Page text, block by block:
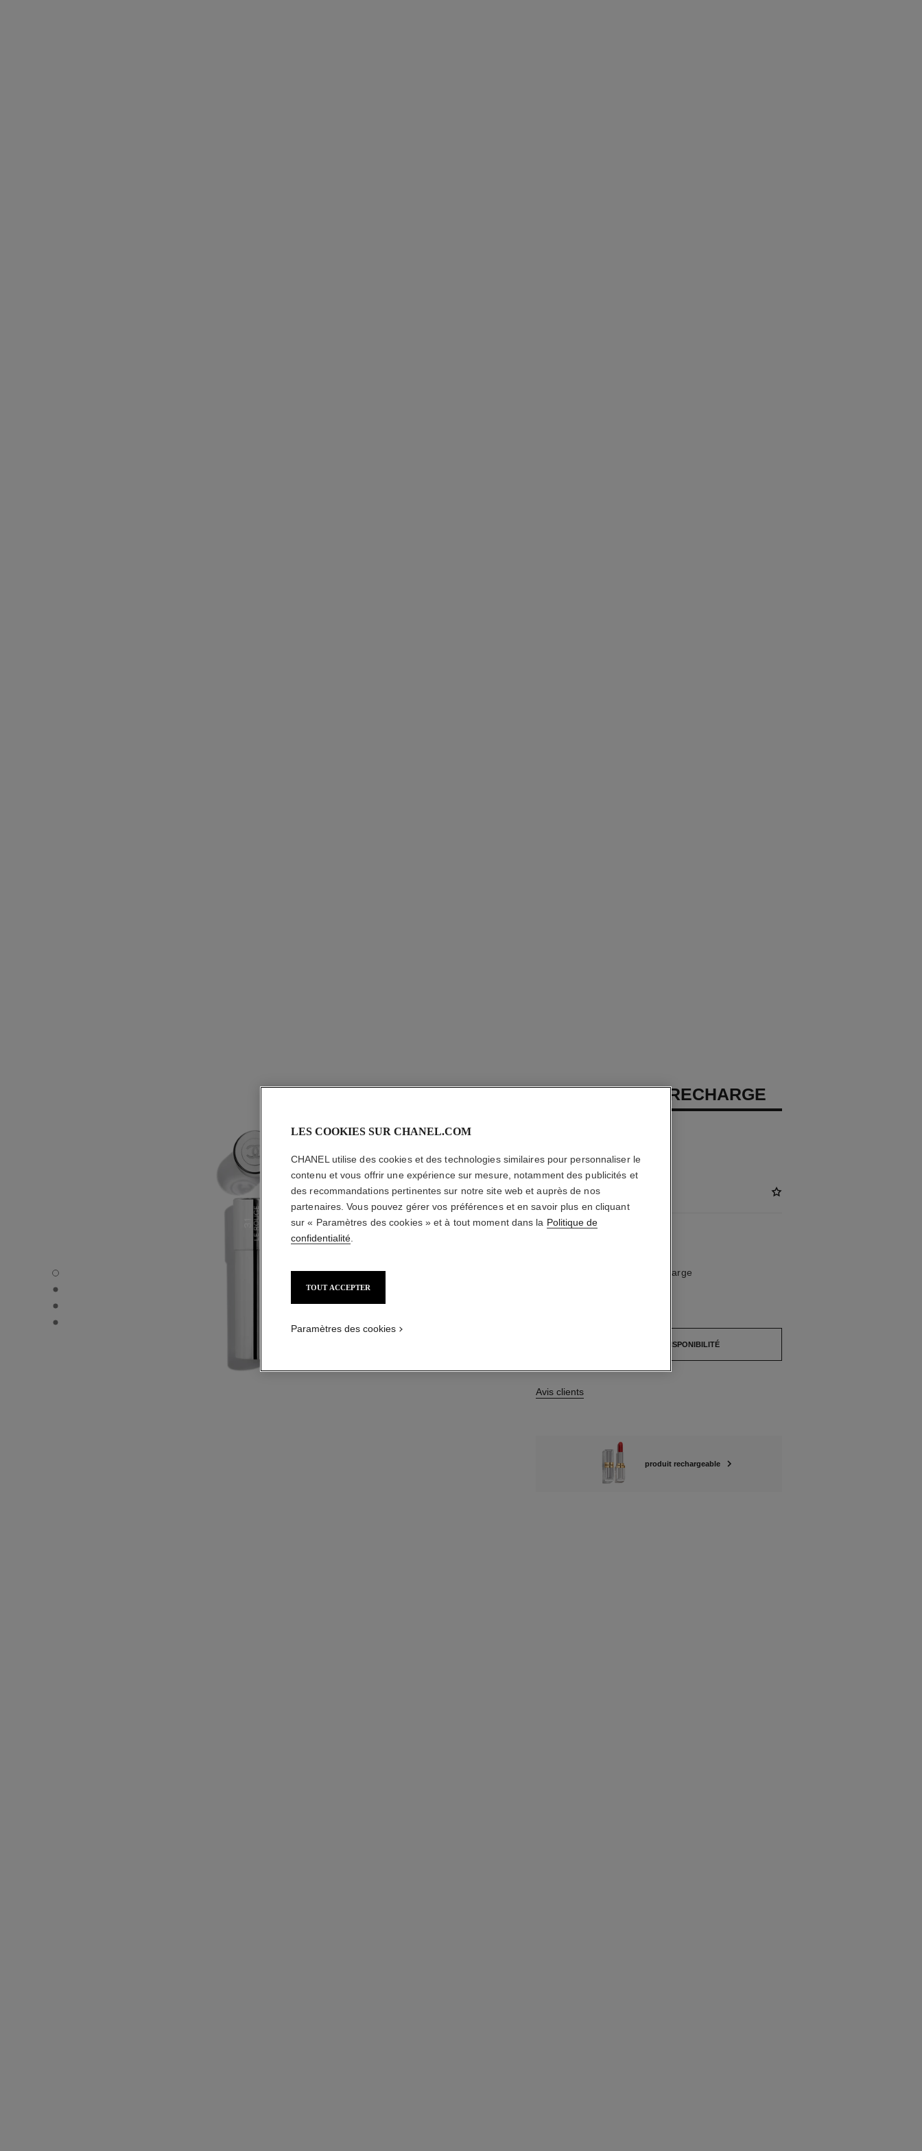
31 LE ROUGE – RECHARGE - Vue par défaut
31 LE ROUGE – RECHARGE - Vue alternative 1
31 LE ROUGE – RECHARGE - Vue alternative 2
31 LE ROUGE – RECHARGE - Vue basique texture
31 LE ROUGE – RECHARGE
Réf. 173522
110,00 $ CAD
5 - ROUGE PREMIER Recharge
M’AVERTIR DE SA DISPONIBILITÉ
Avis clients
produit rechargeable
LES COOKIES SUR CHANEL.COM
CHANEL utilise des cookies et des technologies similaires pour personnaliser le
contenu et vous offrir une expérience sur mesure, notamment des publicités et
des recommandations pertinentes sur notre site web et auprès de nos
partenaires. Vous pouvez gérer vos préférences et en savoir plus en cliquant
sur « Paramètres des cookies » et à tout moment dans la Politique de
confidentialité
TOUT ACCEPTER
Paramètres des cookies